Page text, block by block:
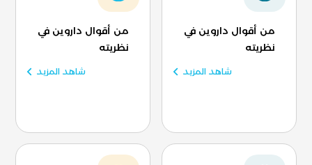
من أقوال داروين في
نظريته
شاهد المزيد
من أقوال داروين في
نظريته
شاهد المزيد